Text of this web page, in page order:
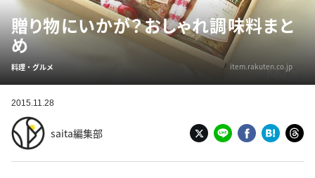
贈り物にいかが？おしゃれ調味料まと
め
料理・グルメ item.rakuten.co.jp
2015.11.28
saita編集部